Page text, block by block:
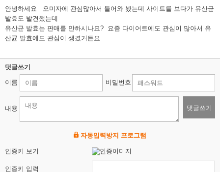
안녕하세요 오미자에 관심많아서 들어와 봤는데 사이트를 보다가 유산균
발효도 발견했는데
유산균 발효는 판매를 안하시나요? 요즘 다이어트에도 관심이 많아서 유
산균 발효에도 관심이 생겼거든요
댓글쓰기
이름 비밀번호
내용 댓글쓰기
자동입력방지 프로그램
인증키 보기
인증키 입력